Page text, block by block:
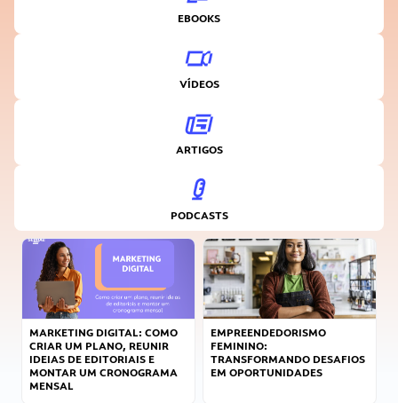
EBOOKS
VÍDEOS
ARTIGOS
PODCASTS
MARKETING DIGITAL: COMO
CRIAR UM PLANO, REUNIR
IDEIAS DE EDITORIAIS E
MONTAR UM CRONOGRAMA
MENSAL
EMPREENDEDORISMO
FEMININO:
TRANSFORMANDO DESAFIOS
EM OPORTUNIDADES